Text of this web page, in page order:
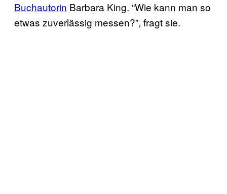
Buchautorin Barbara King. “Wie kann man so
etwas zuverlässig messen?”, fragt sie.